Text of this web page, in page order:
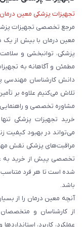
تجهیزات پزشکی معین درمان
مرجع تخصصی تجهیزات
معین درمان با بیش از یک
پزشکی، توانبخشی و
مطمئن و آگاهانه به
دانش کارشناسان مهندسی
تلاش می‌کنیم علاوه بر
مشاوره تخصصی و راهنمایی
خرید تجهیزات پزشکی
می‌تواند در بهبود کیفیت
مراقبت‌های پزشکی نقش
تخصصی پیش از خرید به
شده است تا هر فرد متناسب
باشد.
آنچه معین درمان را از
از کارشناسان و
عملکرد، کاربرد،